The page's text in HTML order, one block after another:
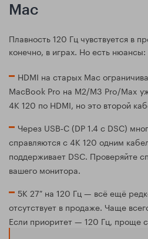
Mac
Плавность 120 Гц чувствуется в
конечно, в играх. Но есть нюансы:
HDMI на старых Mac
MacBook Pro на M2/M3 Pro/Max
4K 120 по HDMI, но это второй
Через USB‑C (DP 1.4 с DSC)
справляются с 4K 120 одним
поддерживает DSC. Проверяйте
вашего монитора.
5K 27″ на 120 Гц — всё ещё
отсутствует в продаже. Чаще
Если приоритет — 120 Гц, проще